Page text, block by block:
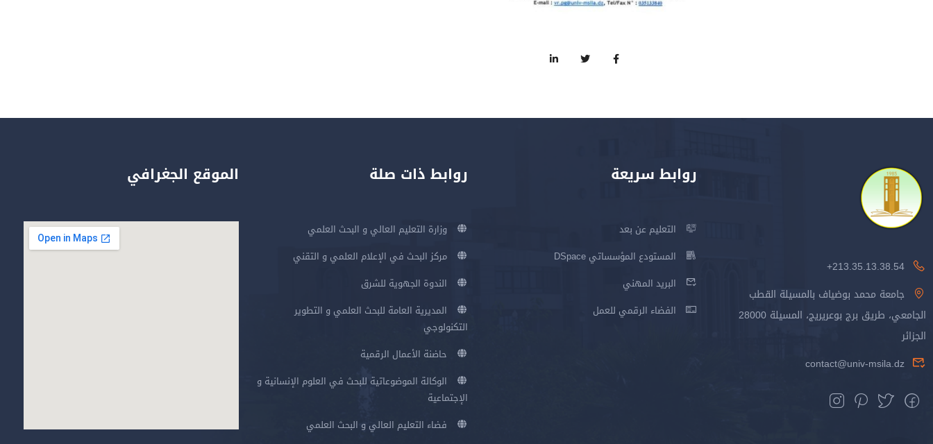
213.35.13.38.54+
جامعة محمد بوضياف بالمسيلة القطب
الجامعي، طريق برج بوعريريج، المسيلة 28000
الجزائر
contact@univ-msila.dz
روابط سريعة
التعليم عن بعد
المستودع المؤسساتي DSpace
البريد المهني
الفضاء الرقمي للعمل
روابط ذات صلة
وزارة التعليم العالي و البحث العلمي
مركز البحث في الإعلام العلمي و التقني
الندوة الجهوية للشرق
المديرية العامة للبحث العلمي و التطوير
التكنولوجي
حاضنة الأعمال الرقمية
الوكالة الموضوعاتية للبحث في العلوم الإنسانية و
الإجتماعية
فضاء التعليم العالي و البحث العلمي
الموقع الجغرافي